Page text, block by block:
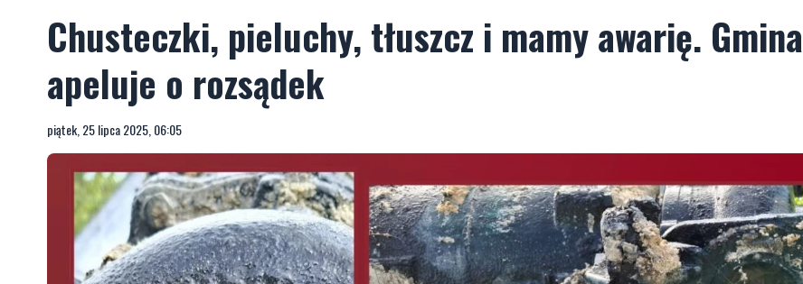
Chusteczki, pieluchy, tłuszcz i mamy awarię. Gmina
apeluje o rozsądek
piątek, 25 lipca 2025, 06:05